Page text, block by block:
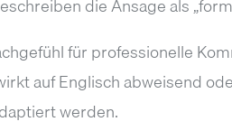
die Ansage als
für professionelle
auf Englisch abweisend
werden.